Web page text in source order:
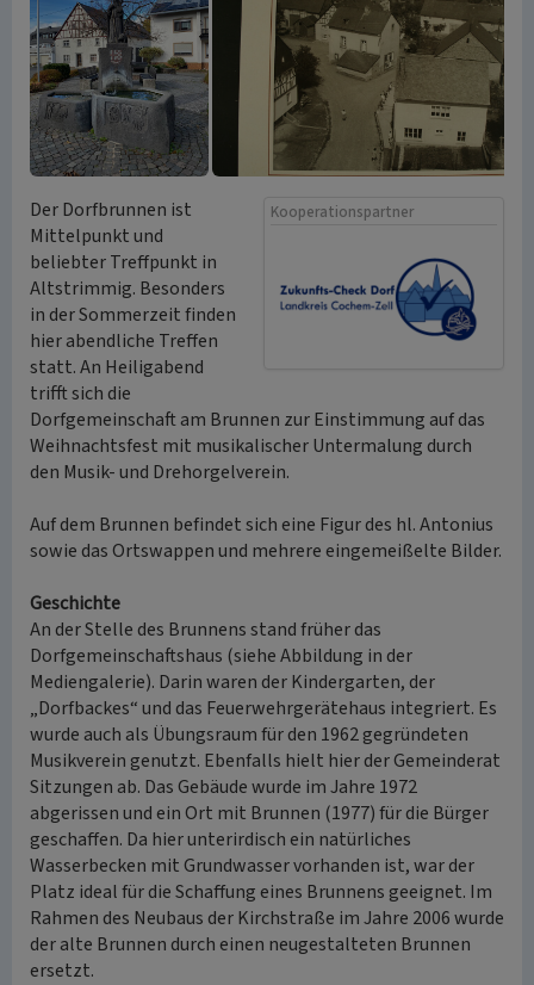
Kooperationspartner
Der Dorfbrunnen ist
Mittelpunkt und
beliebter Treffpunkt in
Altstrimmig. Besonders
in der Sommerzeit finden
hier abendliche Treffen
statt. An Heiligabend
trifft sich die
Dorfgemeinschaft am Brunnen zur Einstimmung auf das
Weihnachtsfest mit musikalischer Untermalung durch
den Musik- und Drehorgelverein.
Auf dem Brunnen befindet sich eine Figur des hl. Antonius
sowie das Ortswappen und mehrere eingemeißelte Bilder.
Geschichte
An der Stelle des Brunnens stand früher das
Dorfgemeinschaftshaus (siehe Abbildung in der
Mediengalerie). Darin waren der Kindergarten, der
„Dorfbackes“ und das Feuerwehrgerätehaus integriert. Es
wurde auch als Übungsraum für den 1962 gegründeten
Musikverein genutzt. Ebenfalls hielt hier der Gemeinderat
Sitzungen ab. Das Gebäude wurde im Jahre 1972
abgerissen und ein Ort mit Brunnen (1977) für die Bürger
geschaffen. Da hier unterirdisch ein natürliches
Wasserbecken mit Grundwasser vorhanden ist, war der
Platz ideal für die Schaffung eines Brunnens geeignet. Im
Rahmen des Neubaus der Kirchstraße im Jahre 2006 wurde
der alte Brunnen durch einen neugestalteten Brunnen
ersetzt.